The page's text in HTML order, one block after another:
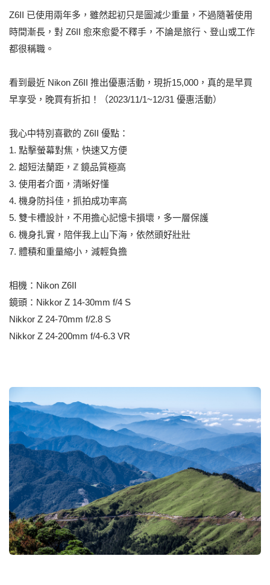
Z6II 已使用兩年多，雖然起初只是圖減少重量，不過隨著使用
時間漸長，對 Z6II 愈來愈愛不釋手，不論是旅行、登山或工作
都很稱職。
看到最近 Nikon Z6II 推出優惠活動，現折15,000，真的是早買
早享受，晚買有折扣！（2023/11/1~12/31 優惠活動）
我心中特別喜歡的 Z6II 優點：
1. 點擊螢幕對焦，快速又方便
2. 超短法蘭距，ℤ 鏡品質極高
3. 使用者介面，清晰好懂
4. 機身防抖佳，抓拍成功率高
5. 雙卡槽設計，不用擔心記憶卡損壞，多一層保護
6. 機身扎實，陪伴我上山下海，依然頭好壯壯
7. 體積和重量縮小，減輕負擔
相機：Nikon Z6II
鏡頭：Nikkor Z 14-30mm f/4 S
Nikkor Z 24-70mm f/2.8 S
Nikkor Z 24-200mm f/4-6.3 VR